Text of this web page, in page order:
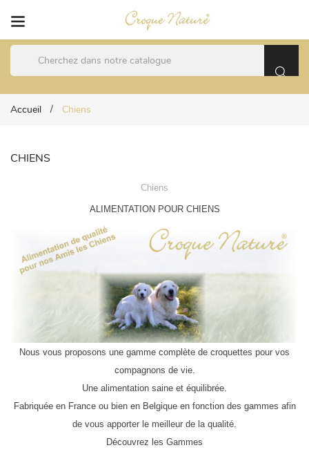
Accueil Chiens
CHIENS
Chiens
ALIMENTATION POUR CHIENS
Nous vous proposons une gamme complète de croquettes pour vos
compagnons de vie.
Une alimentation saine et équilibrée.
Fabriquée en France ou bien en Belgique en fonction des gammes afin
de vous apporter le meilleur de la qualité.
Découvrez les Gammes